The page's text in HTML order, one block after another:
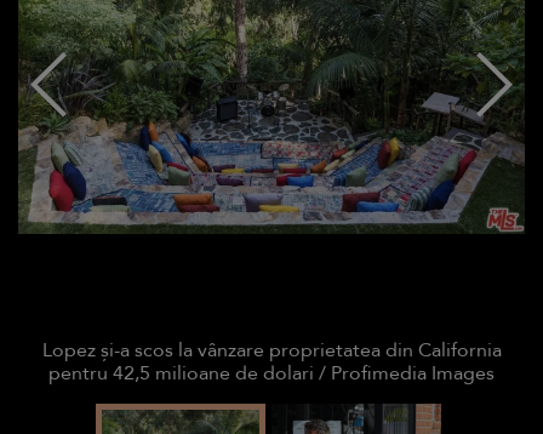
Lopez și-a scos la vânzare proprietatea din California
pentru 42,5 milioane de dolari / Profimedia Images